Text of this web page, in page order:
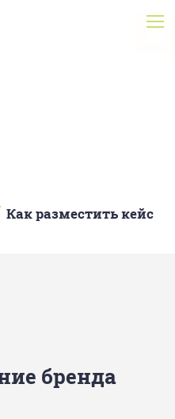
Как разместить кейс
бренда